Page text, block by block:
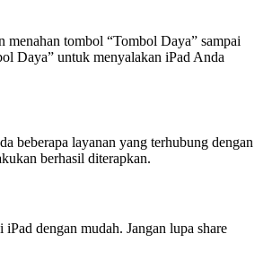
menahan tombol “Tombol Daya” sampai
Daya” untuk menyalakan iPad Anda
beberapa layanan yang terhubung dengan
berhasil diterapkan.
dengan mudah. Jangan lupa share